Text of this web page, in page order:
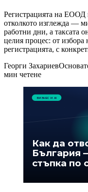
Регистрацията на
отколкото изглежда —
работни дни, а таксата
целия процес: от
регистрацията, с
Георги Захариев
мин четене
БИЗНЕС И AI
Как да
България
стъпка по